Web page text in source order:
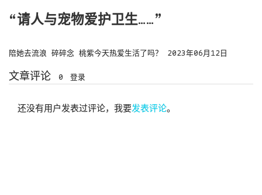
“请人与宠物爱护卫生……”
陪她去流浪 碎碎念 桃紫今天热爱生活了吗？ 2023年06月12日
文章评论 0 登录
还没有用户发表过评论，我要发表评论。